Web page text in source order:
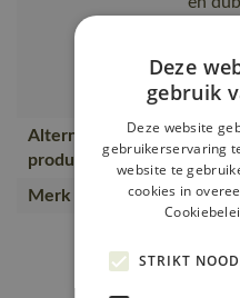
Alternatieve
producten
Merk
met
Zeer
Deze
gebruik
Deze website
gebruikerservaring
website te
cookies in
STRIKT